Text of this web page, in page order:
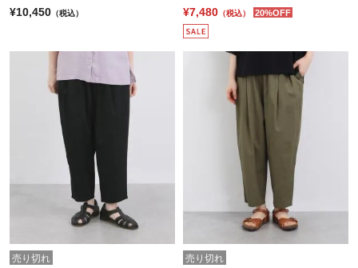
¥10,450 （税込）
¥7,480 （税込） 20%OFF
売り切れ 売り切れ